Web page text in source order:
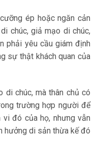
ép hoặc ngăn cản
chúc, giả mạo di chúc,
phải yêu cầu giám định
sự thật khách quan của
di chúc, mà thân chủ có
trường hợp người để
đó của họ, nhưng vẫn
hưởng di sản thừa kế đó